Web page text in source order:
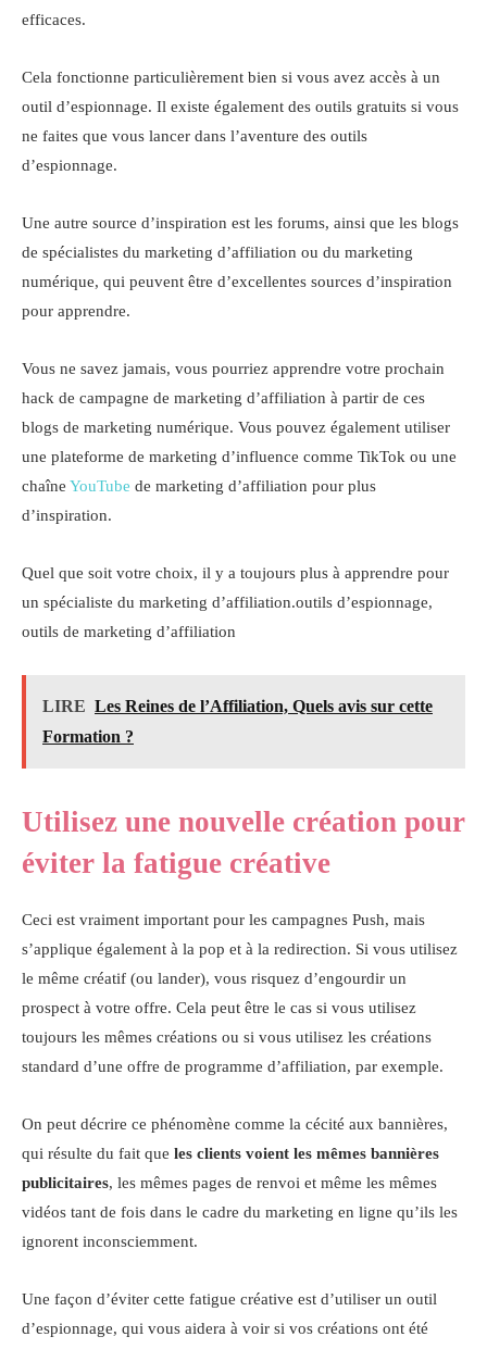
efficaces.
Cela fonctionne particulièrement bien si vous avez accès à un
outil d’espionnage. Il existe également des outils gratuits si vous
ne faites que vous lancer dans l’aventure des outils
d’espionnage.
Une autre source d’inspiration est les forums, ainsi que les blogs
de spécialistes du marketing d’affiliation ou du marketing
numérique, qui peuvent être d’excellentes sources d’inspiration
pour apprendre.
Vous ne savez jamais, vous pourriez apprendre votre prochain
hack de campagne de marketing d’affiliation à partir de ces
blogs de marketing numérique. Vous pouvez également utiliser
une plateforme de marketing d’influence comme TikTok ou une
chaîne YouTube de marketing d’affiliation pour plus
d’inspiration.
Quel que soit votre choix, il y a toujours plus à apprendre pour
un spécialiste du marketing d’affiliation.outils d’espionnage,
outils de marketing d’affiliation
LIRE Les Reines de l’Affiliation, Quels avis sur cette
Formation ?
Utilisez une nouvelle création pour
éviter la fatigue créative
Ceci est vraiment important pour les campagnes Push, mais
s’applique également à la pop et à la redirection. Si vous utilisez
le même créatif (ou lander), vous risquez d’engourdir un
prospect à votre offre. Cela peut être le cas si vous utilisez
toujours les mêmes créations ou si vous utilisez les créations
standard d’une offre de programme d’affiliation, par exemple.
On peut décrire ce phénomène comme la cécité aux bannières,
qui résulte du fait que les clients voient les mêmes bannières
publicitaires, les mêmes pages de renvoi et même les mêmes
vidéos tant de fois dans le cadre du marketing en ligne qu’ils les
ignorent inconsciemment.
Une façon d’éviter cette fatigue créative est d’utiliser un outil
d’espionnage, qui vous aidera à voir si vos créations ont été